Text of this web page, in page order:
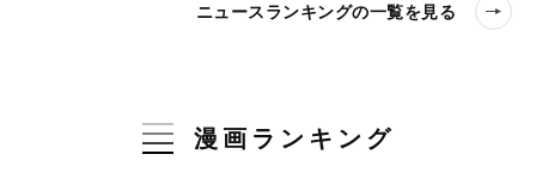
ニュースランキングの一覧を見る
漫画ランキング